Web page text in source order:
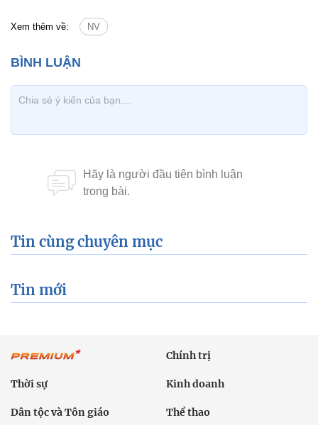
Xem thêm về: NV
Tin cùng chuyên mục
Tin mới
Chính trị
Thời sự Kinh doanh
Dân tộc và Tôn giáo Thể thao